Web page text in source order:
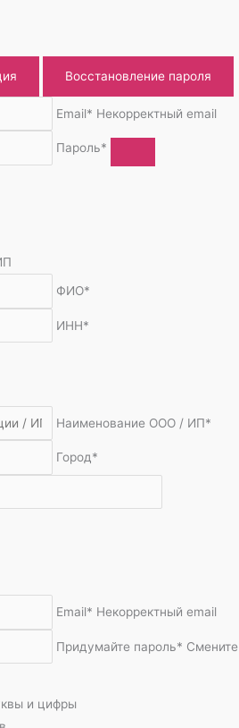
Восстановление пароля
Email* Некорректный email
Пароль*
ФИО*
ИНН*
Наименование ООО / ИП*
Город*
Email* Некорректный email
Придумайте пароль* Смените
и цифры